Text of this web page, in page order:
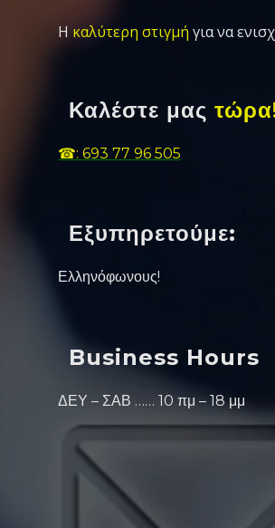
Η καλύτερη στιγμή για να
Καλέστε μας
☎: 693 77 96 505
Εξυπηρετούμε:
Ελληνόφωνους!
Business Hours
ΔΕΥ – ΣΑΒ …… 10 πμ – 18 μμ